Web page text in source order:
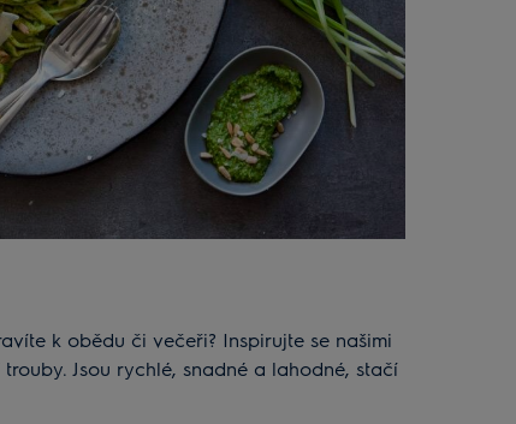
k obědu či večeři? Inspirujte se našimi
Jsou rychlé, snadné a lahodné, stačí